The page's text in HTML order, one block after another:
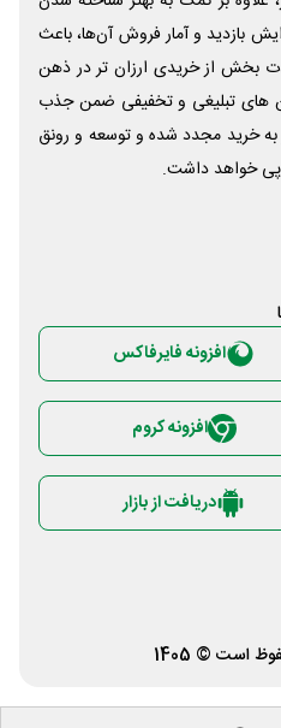
بازدید و آمار فروش آن‌ها، باعث
بخش از خریدی ارزان تر در ذهن
های تبلیغی و تخفیفی ضمن جذب
به خرید مجدد شده و توسعه و رونق
پی خواهد داشت.
افزونه فایرفاکس
افزونه کروم
دریافت از بازار
است © 1405